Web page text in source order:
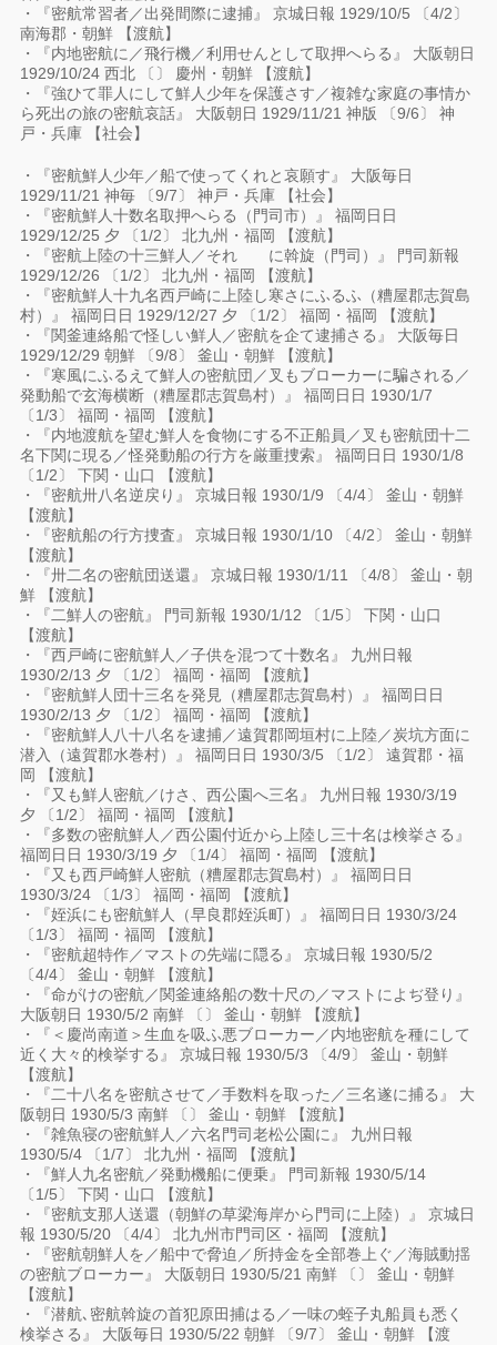
・『密航常習者／出発間際に逮捕』 京城日報 1929/10/5 〔4/2〕
南海郡・朝鮮 【渡航】
・『内地密航に／飛行機／利用せんとして取押へらる』 大阪朝日
1929/10/24 西北 〔〕 慶州・朝鮮 【渡航】
・『強ひて罪人にして鮮人少年を保護さす／複雑な家庭の事情か
ら死出の旅の密航哀話』 大阪朝日 1929/11/21 神版 〔9/6〕 神
戸・兵庫 【社会】
・『密航鮮人少年／船で使ってくれと哀願す』 大阪毎日
1929/11/21 神毎 〔9/7〕 神戸・兵庫 【社会】
・『密航鮮人十数名取押へらる（門司市）』 福岡日日
1929/12/25 夕 〔1/2〕 北九州・福岡 【渡航】
・『密航上陸の十三鮮人／それゞゝに斡旋（門司）』 門司新報
1929/12/26 〔1/2〕 北九州・福岡 【渡航】
・『密航鮮人十九名西戸崎に上陸し寒さにふるふ（糟屋郡志賀島
村）』 福岡日日 1929/12/27 夕 〔1/2〕 福岡・福岡 【渡航】
・『関釜連絡船で怪しい鮮人／密航を企て逮捕さる』 大阪毎日
1929/12/29 朝鮮 〔9/8〕 釜山・朝鮮 【渡航】
・『寒風にふるえて鮮人の密航団／叉もブローカーに騙される／
発動船で玄海横断（糟屋郡志賀島村）』 福岡日日 1930/1/7
〔1/3〕 福岡・福岡 【渡航】
・『内地渡航を望む鮮人を食物にする不正船員／叉も密航団十二
名下関に現る／怪発動船の行方を厳重捜索』 福岡日日 1930/1/8
〔1/2〕 下関・山口 【渡航】
・『密航卅八名逆戻り』 京城日報 1930/1/9 〔4/4〕 釜山・朝鮮
【渡航】
・『密航船の行方捜査』 京城日報 1930/1/10 〔4/2〕 釜山・朝鮮
【渡航】
・『卅二名の密航団送還』 京城日報 1930/1/11 〔4/8〕 釜山・朝
鮮 【渡航】
・『二鮮人の密航』 門司新報 1930/1/12 〔1/5〕 下関・山口
【渡航】
・『西戸崎に密航鮮人／子供を混つて十数名』 九州日報
1930/2/13 夕 〔1/2〕 福岡・福岡 【渡航】
・『密航鮮人団十三名を発見（糟屋郡志賀島村）』 福岡日日
1930/2/13 夕 〔1/2〕 福岡・福岡 【渡航】
・『密航鮮人八十八名を逮捕／遠賀郡岡垣村に上陸／炭坑方面に
潜入（遠賀郡水巻村）』 福岡日日 1930/3/5 〔1/2〕 遠賀郡・福
岡 【渡航】
・『又も鮮人密航／けさ、西公園へ三名』 九州日報 1930/3/19
夕 〔1/2〕 福岡・福岡 【渡航】
・『多数の密航鮮人／西公園付近から上陸し三十名は検挙さる』
福岡日日 1930/3/19 夕 〔1/4〕 福岡・福岡 【渡航】
・『又も西戸崎鮮人密航（糟屋郡志賀島村）』 福岡日日
1930/3/24 〔1/3〕 福岡・福岡 【渡航】
・『姪浜にも密航鮮人（早良郡姪浜町）』 福岡日日 1930/3/24
〔1/3〕 福岡・福岡 【渡航】
・『密航超特作／マストの先端に隠る』 京城日報 1930/5/2
〔4/4〕 釜山・朝鮮 【渡航】
・『命がけの密航／関釜連絡船の数十尺の／マストによぢ登り』
大阪朝日 1930/5/2 南鮮 〔〕 釜山・朝鮮 【渡航】
・『＜慶尚南道＞生血を吸ふ悪ブローカー／内地密航を種にして
近く大々的検挙する』 京城日報 1930/5/3 〔4/9〕 釜山・朝鮮
【渡航】
・『二十八名を密航させて／手数料を取った／三名遂に捕る』 大
阪朝日 1930/5/3 南鮮 〔〕 釜山・朝鮮 【渡航】
・『雑魚寝の密航鮮人／六名門司老松公園に』 九州日報
1930/5/4 〔1/7〕 北九州・福岡 【渡航】
・『鮮人九名密航／発動機船に便乗』 門司新報 1930/5/14
〔1/5〕 下関・山口 【渡航】
・『密航支那人送還（朝鮮の草梁海岸から門司に上陸）』 京城日
報 1930/5/20 〔4/4〕 北九州市門司区・福岡 【渡航】
・『密航朝鮮人を／船中で脅迫／所持金を全部巻上ぐ／海賊動揺
の密航ブローカー』 大阪朝日 1930/5/21 南鮮 〔〕 釜山・朝鮮
【渡航】
・『潜航､密航斡旋の首犯原田捕はる／一味の蛭子丸船員も悉く
検挙さる』 大阪毎日 1930/5/22 朝鮮 〔9/7〕 釜山・朝鮮 【渡